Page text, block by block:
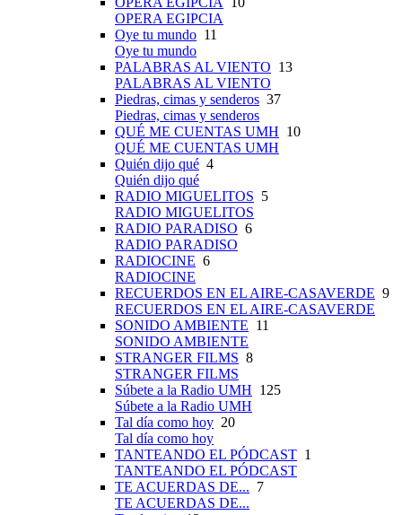
OPERA EGIPCIA
Oye tu mundo 11
Oye tu mundo
PALABRAS AL VIENTO 13
PALABRAS AL VIENTO
Piedras, cimas y senderos 37
Piedras, cimas y senderos
QUÉ ME CUENTAS UMH 10
QUÉ ME CUENTAS UMH
Quién dijo qué 4
Quién dijo qué
RADIO MIGUELITOS 5
RADIO MIGUELITOS
RADIO PARADISO 6
RADIO PARADISO
RADIOCINE 6
RADIOCINE
RECUERDOS EN EL AIRE-CASAVERDE 9
RECUERDOS EN EL AIRE-CASAVERDE
SONIDO AMBIENTE 11
SONIDO AMBIENTE
STRANGER FILMS 8
STRANGER FILMS
Súbete a la Radio UMH 125
Súbete a la Radio UMH
Tal día como hoy 20
Tal día como hoy
TANTEANDO EL PÓDCAST 1
TANTEANDO EL PÓDCAST
TE ACUERDAS DE... 7
TE ACUERDAS DE...